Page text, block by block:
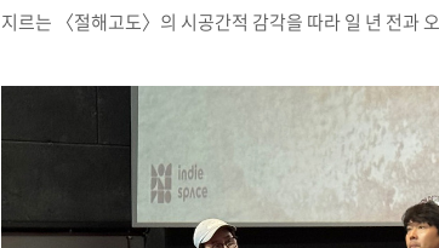
지르는 〈절해고도〉의 시공간적 감각을 따라 일 년 전과